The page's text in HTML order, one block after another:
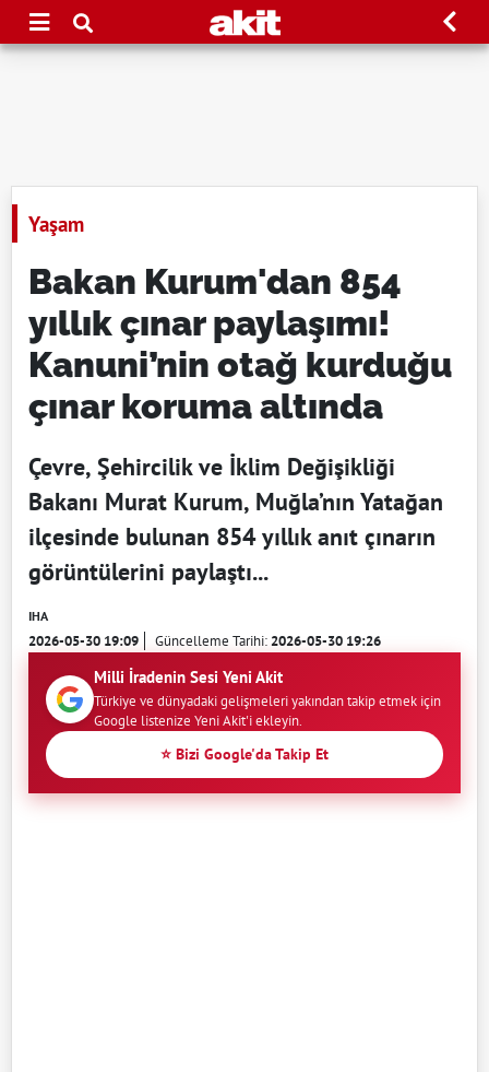
Yaşam
Bakan Kurum'dan 854
yıllık çınar paylaşımı!
Kanuni’nin otağ kurduğu
çınar koruma altında
Çevre, Şehircilik ve İklim Değişikliği
Bakanı Murat Kurum, Muğla’nın Yatağan
ilçesinde bulunan 854 yıllık anıt çınarın
görüntülerini paylaştı...
IHA
2026-05-30 19:09 Güncelleme Tarihi:2026-05-30 19:26
Milli İradenin Sesi Yeni Akit
Türkiye ve dünyadaki gelişmeleri yakından takip etmek için
Google listenize Yeni Akit'i ekleyin.
⭐ Bizi Google'da Takip Et